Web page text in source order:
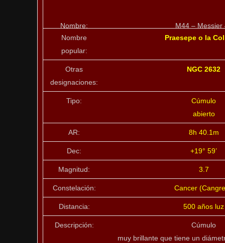
Nombre:
M44 – Messier
Nombre
popular:
Praesepe o la
Otras
designaciones:
NGC 2632
Tipo:
Cúmulo
abierto
AR: 8h 40.1m
Dec: +19° 59’
Magnitud: 3.7
Constelación: Cancer
Distancia: 500 años luz
Descripción:
Cúmulo
muy brillante que tiene un